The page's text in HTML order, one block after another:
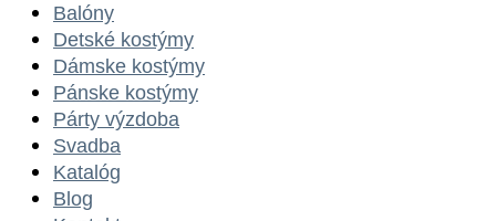
Balóny
Detské kostýmy
Dámske kostýmy
Pánske kostýmy
Párty výzdoba
Svadba
Katalóg
Blog